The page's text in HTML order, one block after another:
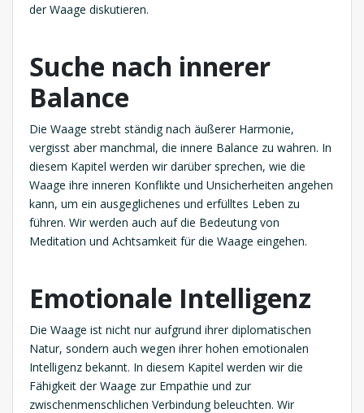
der Waage diskutieren.
Suche nach innerer
Balance
Die Waage strebt ständig nach äußerer Harmonie,
vergisst aber manchmal, die innere Balance zu wahren. In
diesem Kapitel werden wir darüber sprechen, wie die
Waage ihre inneren Konflikte und Unsicherheiten angehen
kann, um ein ausgeglichenes und erfülltes Leben zu
führen. Wir werden auch auf die Bedeutung von
Meditation und Achtsamkeit für die Waage eingehen.
Emotionale Intelligenz
Die Waage ist nicht nur aufgrund ihrer diplomatischen
Natur, sondern auch wegen ihrer hohen emotionalen
Intelligenz bekannt. In diesem Kapitel werden wir die
Fähigkeit der Waage zur Empathie und zur
zwischenmenschlichen Verbindung beleuchten. Wir